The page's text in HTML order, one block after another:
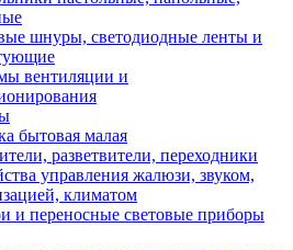
шнуры, светодиодные ленты и
вентиляции и
бытовая малая
разветвители, переходники
управления жалюзи, звуком,
климатом
и переносные световые приборы